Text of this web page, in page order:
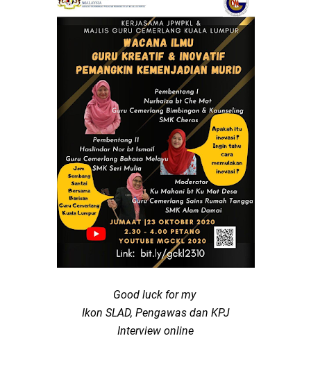
Good luck for my
Ikon SLAD, Pengawas dan KPJ
Interview online